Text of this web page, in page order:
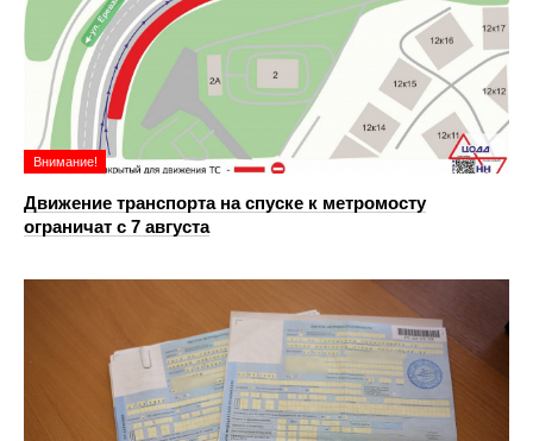
Внимание!
Движение транспорта на спуске к метромосту
ограничат с 7 августа